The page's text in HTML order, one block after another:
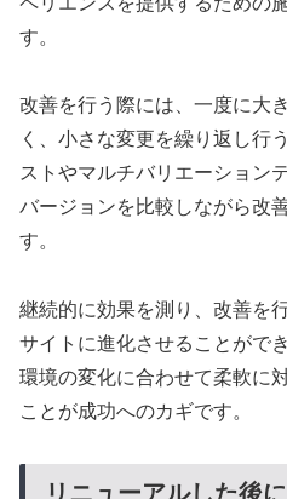
す。
改善を行う際には、一度に大
く、小さな変更を繰り返し行
ストやマルチバリエーション
バージョンを比較しながら改
す。
継続的に効果を測り、改善を
サイトに進化させることがで
環境の変化に合わせて柔軟に
ことが成功へのカギです。
リニューアルした後